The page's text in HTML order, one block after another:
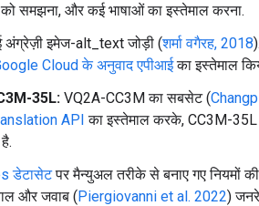
समझना, और कई भाषाओं का इस्तेमाल करना.
अंग्रेज़ी इमेज-alt_text जोड़ी (शर्मा वगैरह, 2018
Cloud के अनुवाद एपीआईका इस्तेमाल
35L: VQ2A-CC3M का सबसेट (
API का इस्तेमाल करके, CC3M-35L
डेटासेटपर मैन्युअल तरीके से बनाए गए नियमों
और जवाब (Piergiovanni et al. 2022)